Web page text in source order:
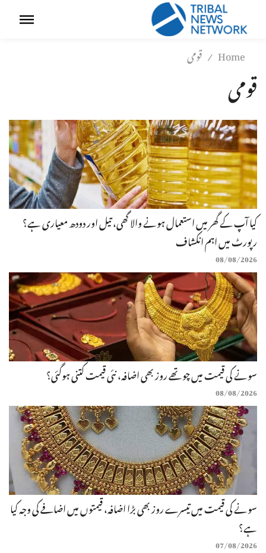
قومی Home
/
قومی
کیا آپ کے گھر میں استعمال ہونے والا گھی، تیل اور دودھ معیاری ہے؟
رپورٹ میں اہم انکشاف
08/08/2026
سونے کی قیمت میں چوتھے روز بھی اضافہ، نئی قیمت کتنی ہوگئی؟
08/08/2026
سونے کی قیمت میں تیسرے روز بھی بڑا اضافہ، قیمتوں میں اضافے کی وجہ کیا
ہے؟
07/08/2026